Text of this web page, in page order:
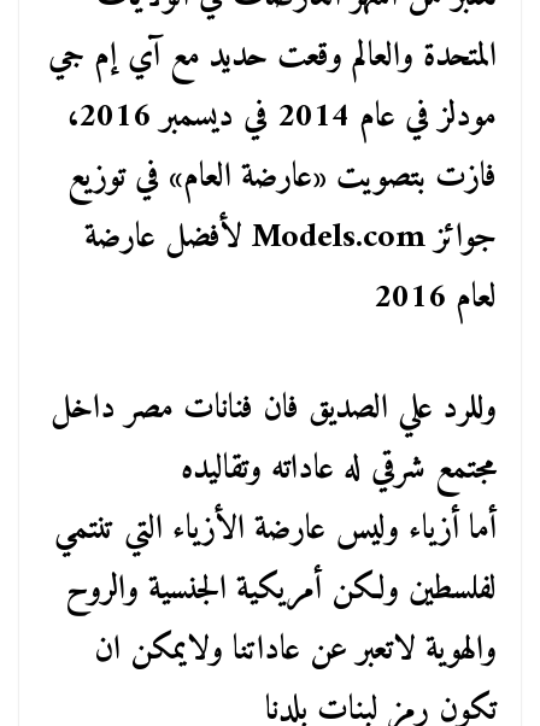
المتحدة والعالم وقعت حديد مع آي إم جي
مودلز في عام 2014 في ديسمبر 2016،
فازت بتصويت «عارضة العام» في توزيع
جوائز Models.com لأفضل عارضة
لعام 2016
وللرد علي الصديق فان فنانات مصر داخل
مجتمع شرقي له عاداته وتقاليده
أما أزياء وليس عارضة الأزياء التي تنتمي
لفلسطين ولكن أمريكية الجنسية والروح
والهوية لاتعبر عن عاداتنا ولايمكن ان
تكون رمز لبنات بلدنا